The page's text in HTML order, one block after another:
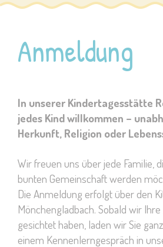
Anmeldung
In unserer Kindertagesstätte
jedes Kind willkommen –
Herkunft, Religion oder
Wir freuen uns über jede Familie,
bunten Gemeinschaft werden
Die Anmeldung erfolgt über den
Mönchengladbach. Sobald wir
gesichtet haben, laden wir Sie
einem Kennenlerngespräch in